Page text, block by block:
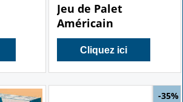
Jeu de Palet
Américain
Cliquez ici
-35%